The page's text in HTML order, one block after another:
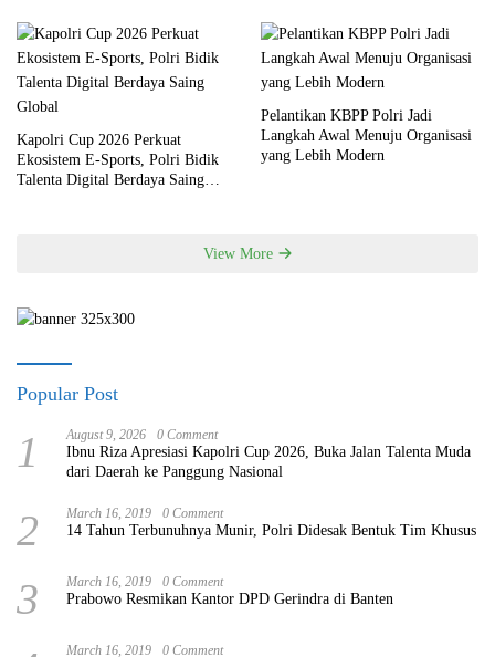
Kapolri Cup 2026 Perkuat
Ekosistem E-Sports, Polri Bidik
Talenta Digital Berdaya Saing
Pelantikan KBPP Polri Jadi
Langkah Awal Menuju Organisasi
yang Lebih Modern
View More
Popular Post
1 August 9, 2026 0 Comment
Ibnu Riza Apresiasi Kapolri Cup 2026, Buka Jalan Talenta Muda
dari Daerah ke Panggung Nasional
2 March 16, 2019 0 Comment
14 Tahun Terbunuhnya Munir, Polri Didesak Bentuk Tim Khusus
3 March 16, 2019 0 Comment
Prabowo Resmikan Kantor DPD Gerindra di Banten
March 16, 2019 0 Comment